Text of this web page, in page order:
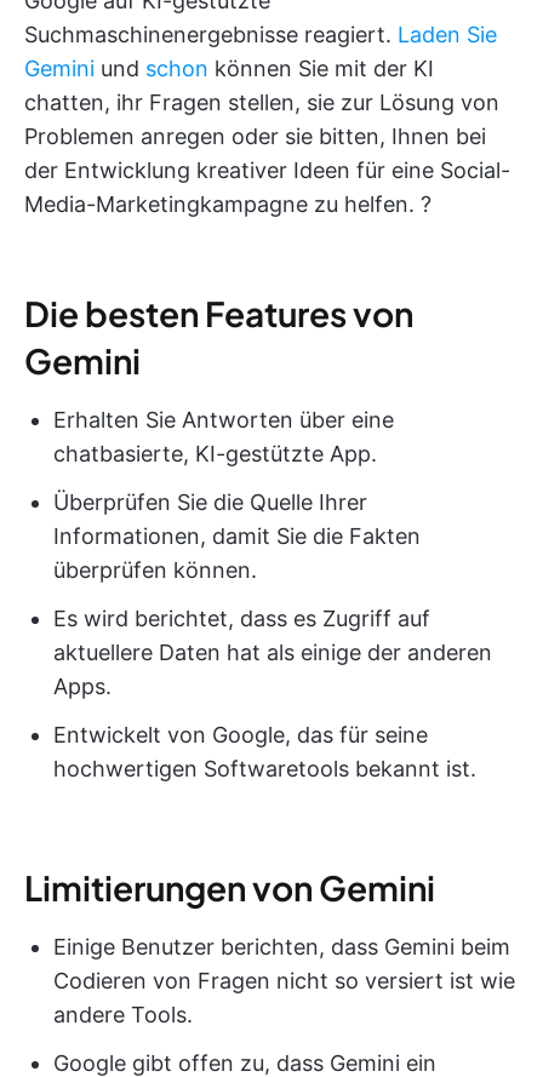
Suchmaschinenergebnisse reagiert. Laden Sie
Gemini und schon können Sie mit der KI
chatten, ihr Fragen stellen, sie zur Lösung von
Problemen anregen oder sie bitten, Ihnen bei
der Entwicklung kreativer Ideen für eine Social-
Media-Marketingkampagne zu helfen. ?
Die besten Features von
Gemini
Erhalten Sie Antworten über eine
chatbasierte, KI-gestützte App.
Überprüfen Sie die Quelle Ihrer
Informationen, damit Sie die Fakten
überprüfen können.
Es wird berichtet, dass es Zugriff auf
aktuellere Daten hat als einige der anderen
Apps.
Entwickelt von Google, das für seine
hochwertigen Softwaretools bekannt ist.
Limitierungen von Gemini
Einige Benutzer berichten, dass Gemini beim
Codieren von Fragen nicht so versiert ist wie
andere Tools.
Google gibt offen zu, dass Gemini ein